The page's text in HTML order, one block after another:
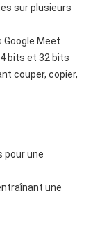
sur plusieurs
Meet
bits et 32 ​​bits
couper, copier,
pour une
une